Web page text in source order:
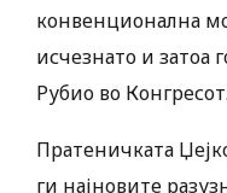
конвенционална
исчезнато и затоа
Рубио во Конгресот.
Пратеничката
ги најновите